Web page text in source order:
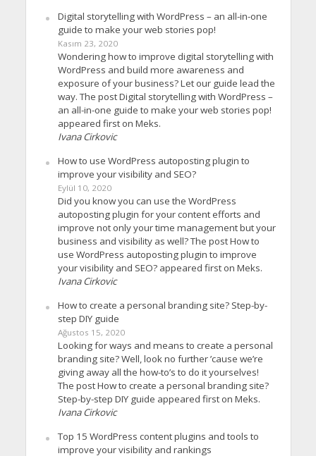
Digital storytelling with WordPress – an all-in-one
guide to make your web stories pop!
Kasım 23, 2020
Wondering how to improve digital storytelling with
WordPress and build more awareness and
exposure of your business? Let our guide lead the
way. The post Digital storytelling with WordPress –
an all-in-one guide to make your web stories pop!
appeared first on Meks.
Ivana Cirkovic
How to use WordPress autoposting plugin to
improve your visibility and SEO?
Eylül 10, 2020
Did you know you can use the WordPress
autoposting plugin for your content efforts and
improve not only your time management but your
business and visibility as well? The post How to
use WordPress autoposting plugin to improve
your visibility and SEO? appeared first on Meks.
Ivana Cirkovic
How to create a personal branding site? Step-by-
step DIY guide
Ağustos 15, 2020
Looking for ways and means to create a personal
branding site? Well, look no further ’cause we’re
giving away all the how-to’s to do it yourselves!
The post How to create a personal branding site?
Step-by-step DIY guide appeared first on Meks.
Ivana Cirkovic
Top 15 WordPress content plugins and tools to
improve your visibility and rankings